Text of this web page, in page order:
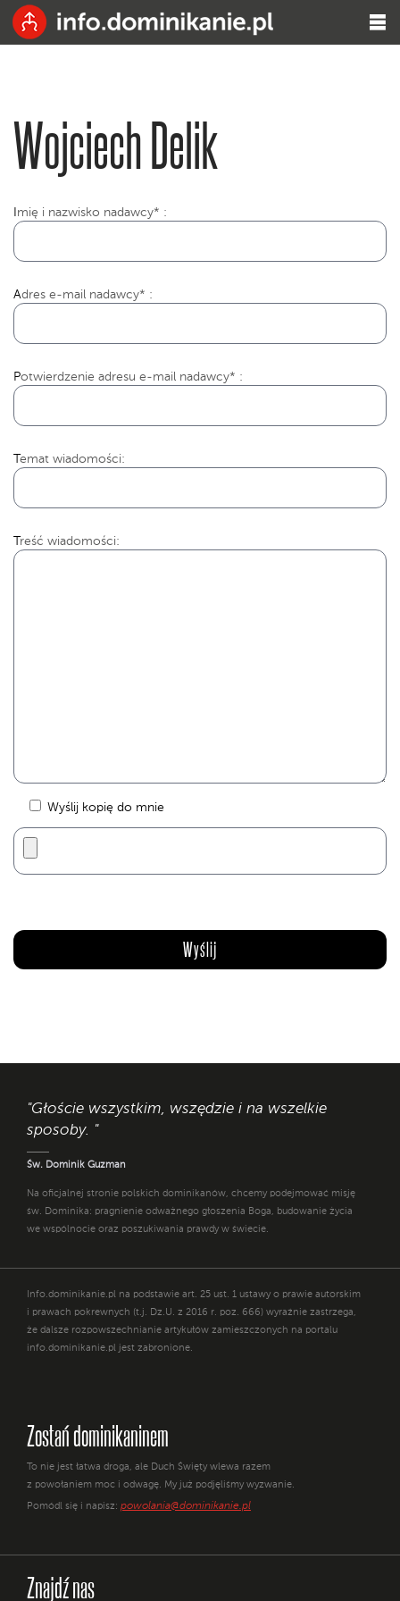
Wojciech Delik
mię i nazwisko nadawcy* :
Adres e-mail nadawcy* :
Potwierdzenie adresu e-mail nadawcy* :
Temat wiadomości:
Treść wiadomości:
Wyślij kopię do mnie
"Głoście wszystkim, wszędzie i na wszelkie
sposoby. "
Św. Dominik Guzman
Na oficjalnej stronie polskich dominikanów, chcemy podejmować misję
św. Dominika: pragnienie odważnego głoszenia Boga, budowanie życia
we wspólnocie oraz poszukiwania prawdy w świecie.
Info.dominikanie.pl na podstawie art. 25 ust. 1 ustawy o prawie autorskim
i prawach pokrewnych (t.j. Dz.U. z 2016 r. poz. 666) wyraźnie zastrzega,
że dalsze rozpowszechnianie artykułów zamieszczonych na portalu
info.dominikanie.pl jest zabronione.
Zostań dominikaninem
To nie jest łatwa droga, ale Duch Święty wlewa razem
z powołaniem moc i odwagę. My już podjęliśmy wyzwanie.
Pomódl się i napisz: powolania@dominikanie.pl
Znajdź nas